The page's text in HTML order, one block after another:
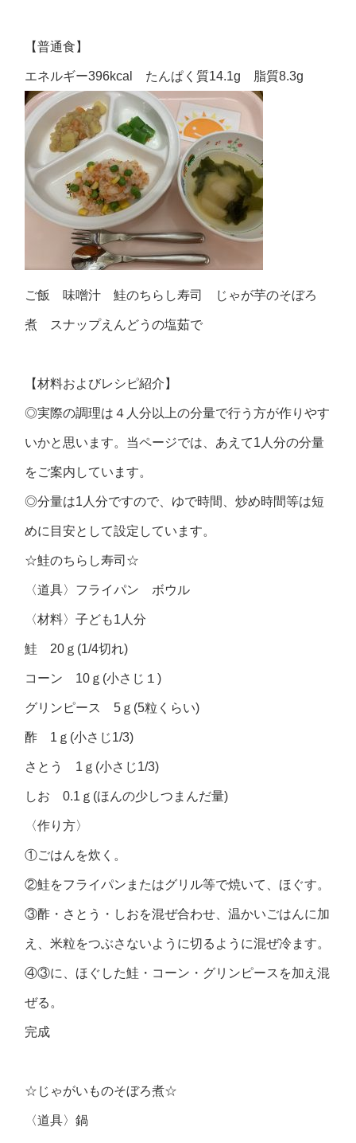
【普通食】
エネルギー396kcal たんぱく質14.1g 脂質8.3g
ご飯 味噌汁 鮭のちらし寿司 じゃが芋のそぼろ
煮 スナップえんどうの塩茹で
【材料およびレシピ紹介】
◎実際の調理は４人分以上の分量で行う方が作りやす
いかと思います。当ページでは、あえて1人分の分量
をご案内しています。
◎分量は1人分ですので、ゆで時間、炒め時間等は短
めに目安として設定しています。
☆鮭のちらし寿司☆
〈道具〉フライパン ボウル
〈材料〉子ども1人分
鮭 20ｇ(1/4切れ)
コーン 10ｇ(小さじ１)
グリンピース 5ｇ(5粒くらい)
酢 1ｇ(小さじ1/3)
さとう 1ｇ(小さじ1/3)
しお 0.1ｇ(ほんの少しつまんだ量)
〈作り方〉
①ごはんを炊く。
②鮭をフライパンまたはグリル等で焼いて、ほぐす。
③酢・さとう・しおを混ぜ合わせ、温かいごはんに加
え、米粒をつぶさないように切るように混ぜ冷ます。
④③に、ほぐした鮭・コーン・グリンピースを加え混
ぜる。
完成
☆じゃがいものそぼろ煮☆
〈道具〉鍋